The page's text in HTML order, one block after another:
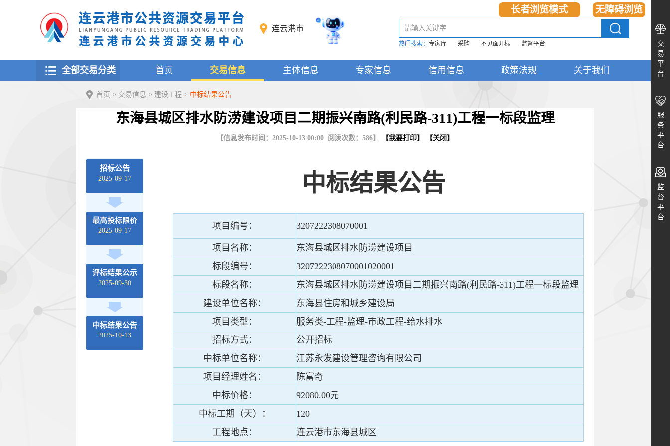
无障碍浏览
长者浏览模式
连云港市 请输入关键字
热门搜索： 专家库 采购 不见面开标 监督平台
全部交易分类 首页 交易信息 主体信息 专家信息 信用信息 政策法规 关于我们
交
易
平
台
服
务
平
台
监
督
平
台
首页 > 交易信息 > 建设工程 > 中标结果公告
东海县城区排水防涝建设项目二期振兴南路(利民路-311)工程一标段监理
【信息发布时间：2025-10-13 00:00 阅读次数： 586】 【我要打印】 【关闭 】
招标公告
2025-09-17
最高投标限价
2025-09-17
评标结果公示
2025-09-30
中标结果公告
2025-10-13
中标结果公告
项目编号： 3207222308070001
项目名称：
东海县城区排水防涝建设项目
标段编号：
3207222308070001020001
标段名称：
东海县城区排水防涝建设项目二期振兴南路(利民路-311)工程一标段监理
建设单位名称：
东海县住房和城乡建设局
项目类型：
服务类-工程-监理-市政工程-给水排水
招标方式：
公开招标
中标单位名称：
江苏永发建设管理咨询有限公司
项目经理姓名：
陈富奇
中标价格：
92080.00元
中标工期（天）：
120
工程地点：
连云港市东海县城区